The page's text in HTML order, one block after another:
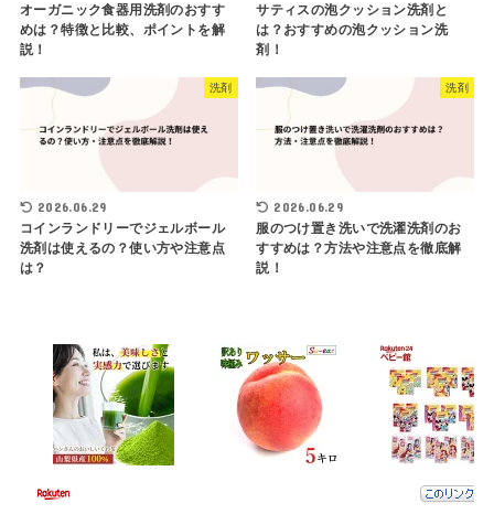
オーガニック食器用洗剤のおすす
めは？特徴と比較、ポイントを解
説！
サティスの泡クッション洗剤と
は？おすすめの泡クッション洗
剤！
洗剤
2026.06.29
コインランドリーでジェルボール
洗剤は使えるの？使い方や注意点
は？
洗剤
2026.06.29
服のつけ置き洗いで洗濯洗剤のお
すすめは？方法や注意点を徹底解
説！